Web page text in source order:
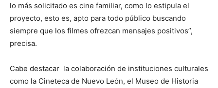
lo más solicitado es cine familiar, como lo estipula el
proyecto, esto es, apto para todo público buscando
siempre que los filmes ofrezcan mensajes positivos”,
precisa.
Cabe destacar la colaboración de instituciones culturales
como la Cineteca de Nuevo León, el Museo de Historia